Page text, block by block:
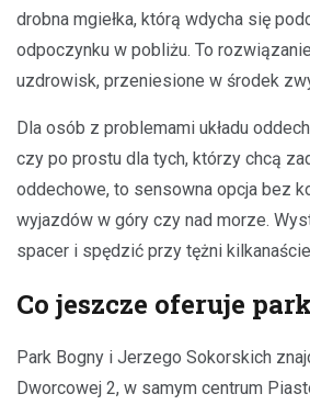
drobna mgiełka, którą wdycha się
odpoczynku w pobliżu. To
uzdrowisk, przeniesione w środek
Dla osób z problemami układu
czy po prostu dla tych, którzy chcą
oddechowe, to sensowna opcja bez
wyjazdów w góry czy nad morze.
spacer i spędzić przy tężni
Co jeszcze oferuje park
Park Bogny i Jerzego Sokorskich
Dworcowej 2, w samym centrum